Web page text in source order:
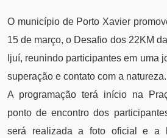
O município de Porto Xavier
15 de março, o Desafio dos 22KM
Ijuí, reunindo participantes em uma
superação e contato com a natureza.
A programação terá início na
ponto de encontro dos
será realizada a foto oficial e a